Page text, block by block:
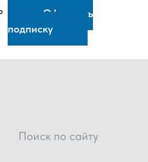
Оформить
подписку
Поиск по сайту